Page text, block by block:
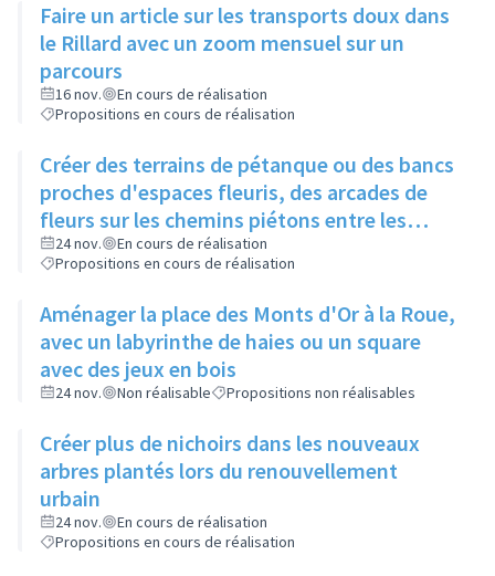
Faire un article sur les transports doux dans
le Rillard avec un zoom mensuel sur un
parcours
16 nov.
En cours de réalisation
Propositions en cours de réalisation
Créer des terrains de pétanque ou des bancs
proches d'espaces fleuris, des arcades de
fleurs sur les chemins piétons entre les
immeubles
24 nov.
En cours de réalisation
Propositions en cours de réalisation
Aménager la place des Monts d'Or à la Roue,
avec un labyrinthe de haies ou un square
avec des jeux en bois
24 nov. Non réalisable Propositions non réalisables
Créer plus de nichoirs dans les nouveaux
arbres plantés lors du renouvellement
urbain
24 nov.
En cours de réalisation
Propositions en cours de réalisation